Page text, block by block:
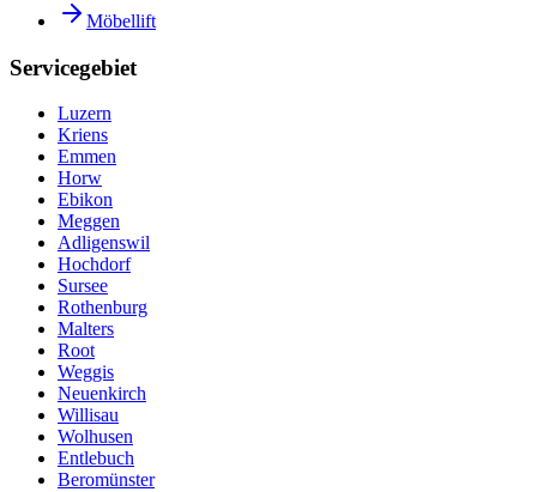
Möbellift
Servicegebiet
Luzern
Kriens
Emmen
Horw
Ebikon
Meggen
Adligenswil
Hochdorf
Sursee
Rothenburg
Malters
Root
Weggis
Neuenkirch
Willisau
Wolhusen
Entlebuch
Beromünster